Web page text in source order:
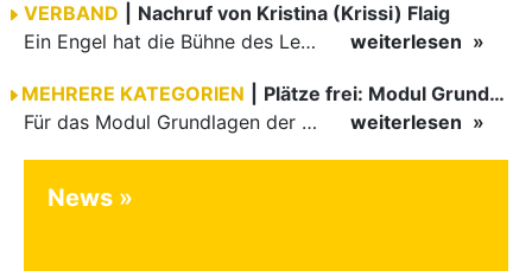
VERBAND
Nachruf von Kristina (Krissi) Flaig
Ein Engel hat die Bühne des Lebens verlassen. Viel zu früh, plötzlich und für uns alle unfassbar, wurde unsere geliebte Kristina (Krissi) Flaig im Alter von 36 Jahren aus dem Leben gerissen. Das Tanzen…
weiterlesen
MEHRERE KATEGORIEN
Plätze frei: Modul Grundlagen
Für das Modul Grundlagen der Breitensportausbildung vom 10. bis 13. September an der Landessportschule Albstadt sind noch Plätze frei. Das Modul kann auch für den Lizenzerhalt (30 LE fachlich) genutzt…
weiterlesen
News